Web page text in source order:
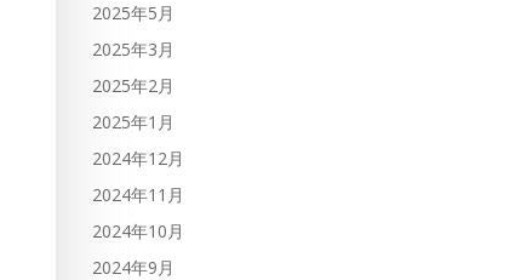
2025年5月
2025年3月
2025年2月
2025年1月
2024年12月
2024年11月
2024年10月
2024年9月